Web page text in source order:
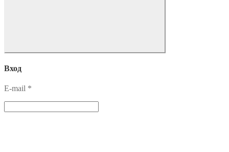
Вход
E-mail *